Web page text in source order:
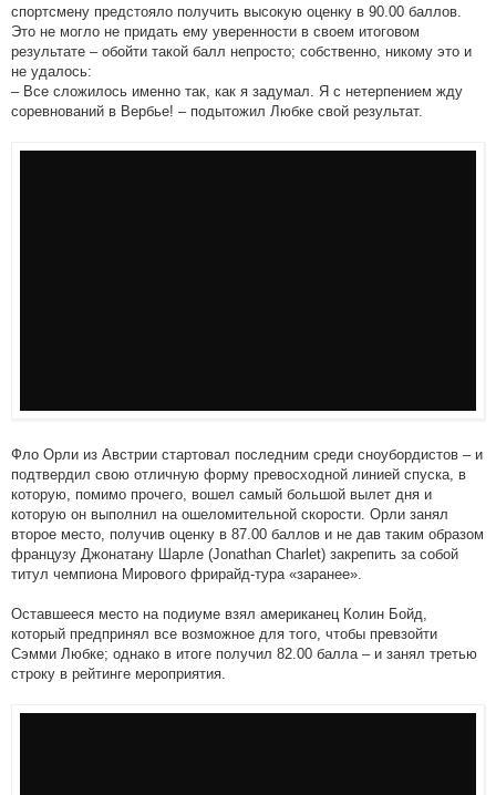
спортсмену предстояло получить высокую оценку в 90.00 баллов.
Это не могло не придать ему уверенности в своем итоговом
результате – обойти такой балл непросто; собственно, никому это и
не удалось:
– Все сложилось именно так, как я задумал. Я с нетерпением жду
соревнований в Вербье! – подытожил Любке свой результат.
Фло Орли из Австрии стартовал последним среди сноубордистов – и
подтвердил свою отличную форму превосходной линией спуска, в
которую, помимо прочего, вошел самый большой вылет дня и
которую он выполнил на ошеломительной скорости. Орли занял
второе место, получив оценку в 87.00 баллов и не дав таким образом
французу Джонатану Шарле (Jonathan Charlet) закрепить за собой
титул чемпиона Мирового фрирайд-тура «заранее».
Оставшееся место на подиуме взял американец Колин Бойд,
который предпринял все возможное для того, чтобы превзойти
Сэмми Любке; однако в итоге получил 82.00 балла – и занял третью
строку в рейтинге мероприятия.